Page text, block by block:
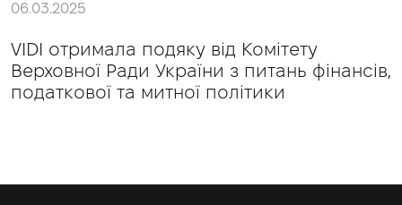
06.03.2025
VIDI отримала подяку від Комітету
Верховної Ради України з питань фінансів,
податкової та митної політики